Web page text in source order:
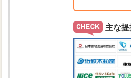
主な提